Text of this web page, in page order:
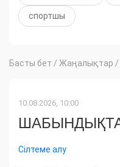
спортшы
Басты бет / Жаңалықтар /
10.08.2026, 10:00
Сілтеме алу